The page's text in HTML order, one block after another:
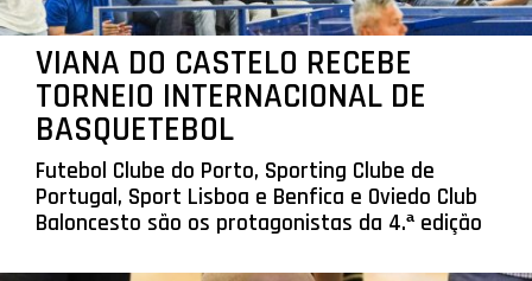
VIANA DO CASTELO RECEBE
TORNEIO INTERNACIONAL DE
BASQUETEBOL
Futebol Clube do Porto, Sporting Clube de
Portugal, Sport Lisboa e Benfica e Oviedo Club
Baloncesto são os protagonistas da 4.ª edição